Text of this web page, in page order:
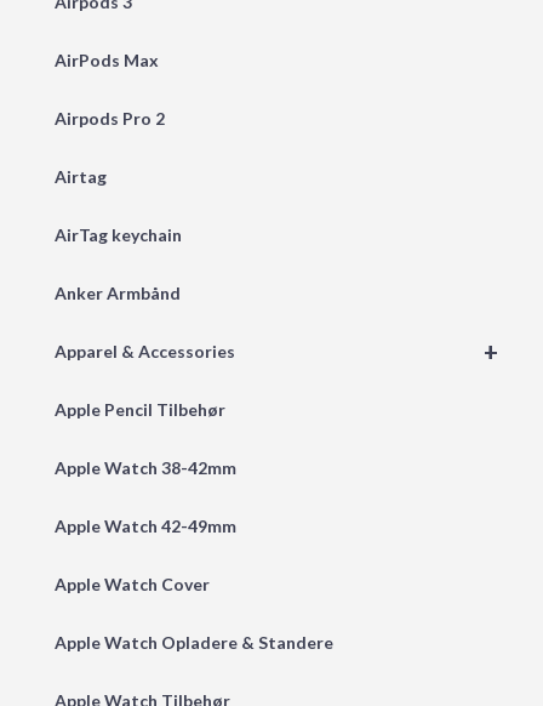
AirPods Max
Airpods Pro 2
Airtag
AirTag keychain
Anker Armbånd
+
Apparel & Accessories
Apple Pencil Tilbehør
Apple Watch 38-42mm
Apple Watch 42-49mm
Apple Watch Cover
Apple Watch Opladere & Standere
Apple Watch Tilbehør